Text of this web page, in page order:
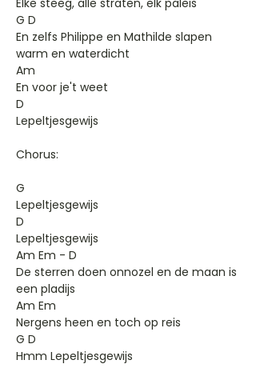
Elke steeg, alle straten, elk paleis
G D
En zelfs Philippe en Mathilde slapen
warm en waterdicht
Am
En voor je't weet
D
Lepeltjesgewijs
Chorus:
G
Lepeltjesgewijs
D
Lepeltjesgewijs
Am Em - D
De sterren doen onnozel en de maan is
een pladijs
Am Em
Nergens heen en toch op reis
G D
Hmm Lepeltjesgewijs